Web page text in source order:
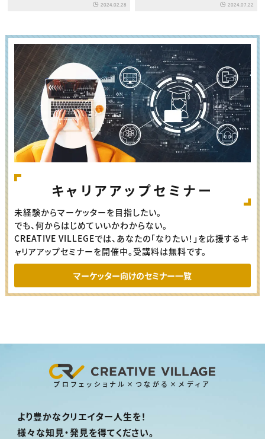
2024.02.28 2024.07.22
キャリアアップセミナー
未経験からマーケッターを目指したい。
でも、何からはじめていいかわからない。
CREATIVE VILLEGEでは、あなたの「なりたい！」を応援するキ
ャリアアップセミナーを開催中。受講料は無料です。
マーケッター向けのセミナー一覧
プロフェッショナル×つながる×メディア
より豊かなクリエイター人生を！
様々な知見・発見を得てください。